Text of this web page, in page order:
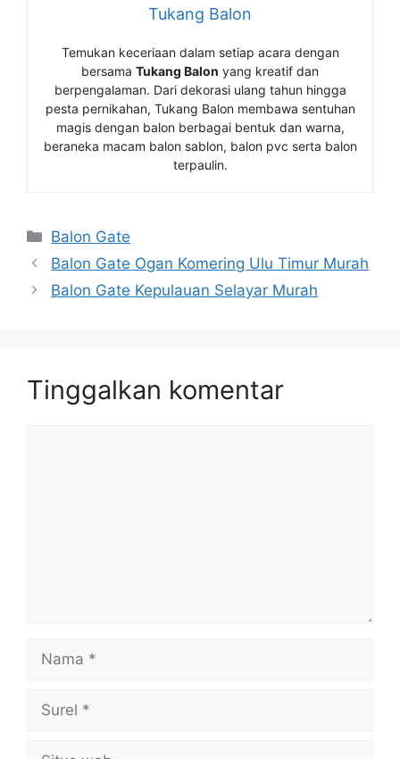
Tukang Balon
Temukan keceriaan dalam setiap acara dengan
bersama Tukang Balon yang kreatif dan
berpengalaman. Dari dekorasi ulang tahun hingga
pesta pernikahan, Tukang Balon membawa sentuhan
magis dengan balon berbagai bentuk dan warna,
beraneka macam balon sablon, balon pvc serta balon
terpaulin.
Kategori
Balon Gate
Balon Gate Ogan Komering Ulu Timur Murah
Balon Gate Kepulauan Selayar Murah
Tinggalkan komentar